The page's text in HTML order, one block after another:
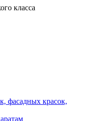
класса
фасадных красок,